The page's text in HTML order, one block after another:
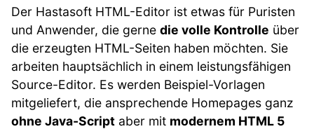
Der Hastasoft HTML-Editor ist etwas für Puristen
und Anwender, die gerne die volle Kontrolle über
die erzeugten HTML-Seiten haben möchten. Sie
arbeiten hauptsächlich in einem leistungsfähigen
Source-Editor. Es werden Beispiel-Vorlagen
mitgeliefert, die ansprechende Homepages ganz
ohne Java-Script aber mit modernem HTML 5